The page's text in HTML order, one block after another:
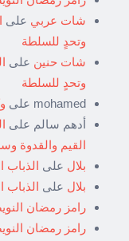
شات عربي على
وتحدٍ للسلطة
شات حنين على
وتحدٍ للسلطة
mohamed على
أدهم سالم على
القيم والقدوة
بلال على الذباب
بلال على الذباب
رامز رمضان
رامز رمضان